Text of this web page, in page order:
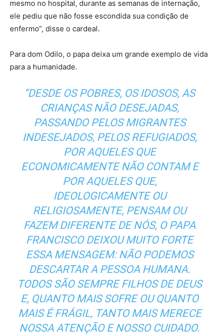
mesmo no hospital, durante as semanas de internação,
ele pediu que não fosse escondida sua condição de
enfermo”, disse o cardeal.
Para dom Odilo, o papa deixa um grande exemplo de vida
para a humanidade.
“DESDE OS POBRES, OS IDOSOS, AS
CRIANÇAS NÃO DESEJADAS,
PASSANDO PELOS MIGRANTES
INDESEJADOS, PELOS REFUGIADOS,
POR AQUELES QUE
ECONOMICAMENTE NÃO CONTAM E
POR AQUELES QUE,
IDEOLOGICAMENTE OU
RELIGIOSAMENTE, PENSAM OU
FAZEM DIFERENTE DE NÓS, O PAPA
FRANCISCO DEIXOU MUITO FORTE
ESSA MENSAGEM: NÃO PODEMOS
DESCARTAR A PESSOA HUMANA.
TODOS SÃO SEMPRE FILHOS DE DEUS
E, QUANTO MAIS SOFRE OU QUANTO
MAIS É FRÁGIL, TANTO MAIS MERECE
NOSSA ATENÇÃO E NOSSO CUIDADO.